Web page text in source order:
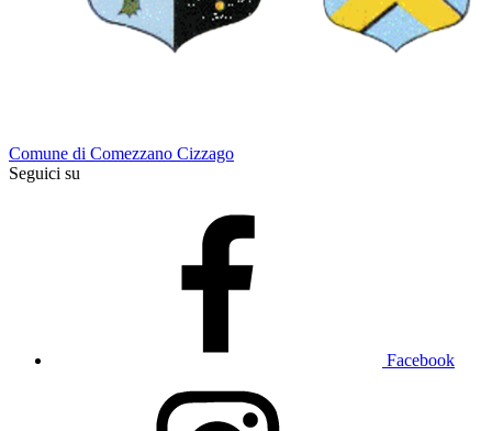
Comune di Comezzano Cizzago
Seguici su
Facebook